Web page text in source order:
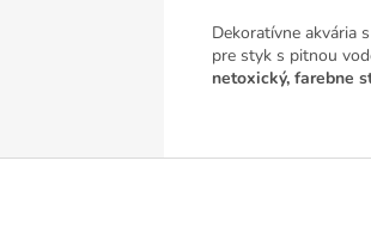
Dekoratívne akvária s
pre styk s pitnou
netoxický, farebne